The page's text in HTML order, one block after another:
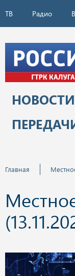
ТВ Радио
НОВОСТИ
Главная